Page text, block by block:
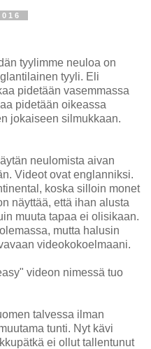
tyylimme neuloa on
tyyli. Eli
pidetään vasemmassa
pidetään oikeassa
jokaiseen silmukkaan.
neulomista aivan
Videot ovat englanniksi.
koska silloin monet
näyttää, että ihan alusta
muuta tapaa ei olisikaan.
mutta halusin
videokokoelmaani.
videon nimessä tuo
talvessa ilman
tunti. Nyt kävi
ei ollut tallentunut